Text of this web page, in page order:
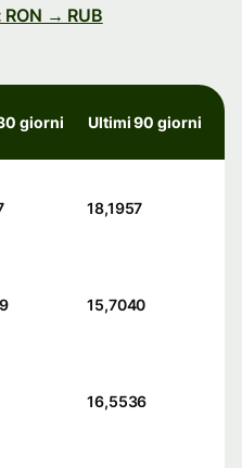
→ RUB
giorni Ultimi 90 giorni
18,1957
15,7040
16,5536